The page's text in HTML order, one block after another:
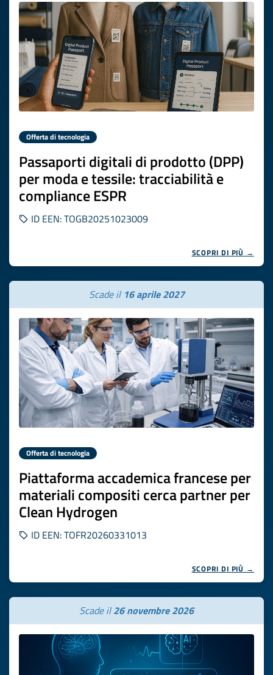
Offerta di tecnologia
Passaporti digitali di prodotto (DPP)
per moda e tessile: tracciabilità e
compliance ESPR
ID EEN: TOGB20251023009
SCOPRI DI PIÙ →
Scade il 16 aprile 2027
Offerta di tecnologia
Piattaforma accademica francese per
materiali compositi cerca partner per
Clean Hydrogen
ID EEN: TOFR20260331013
SCOPRI DI PIÙ →
Scade il26 novembre 2026